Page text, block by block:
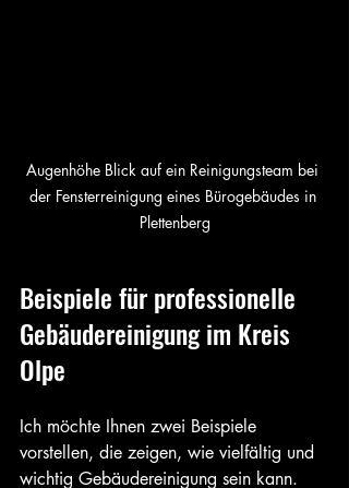
Augenhöhe Blick auf ein Reinigungsteam bei
der Fensterreinigung eines Bürogebäudes in
Plettenberg
Beispiele für professionelle
Gebäudereinigung im Kreis
Olpe
Ich möchte Ihnen zwei Beispiele
vorstellen, die zeigen, wie vielfältig und
wichtig Gebäudereinigung sein kann.